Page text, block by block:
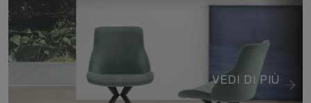
VEDI DI PIÙ